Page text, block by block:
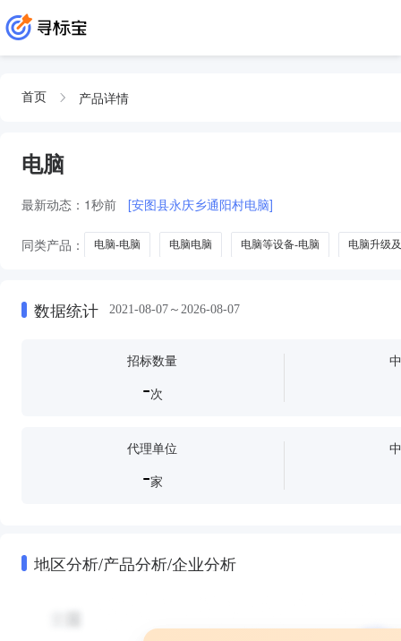
首页 产品详情
电脑
最新动态： 1秒前 [安图县永庆乡通阳村电脑]
同类产品： 电脑-电脑 电脑电脑 电脑等设备-电脑 电脑升级
数据统计 2021-08-07～2026-08-07
招标数量
-次
代理单位
-家
地区分析/产品分析/企业分析